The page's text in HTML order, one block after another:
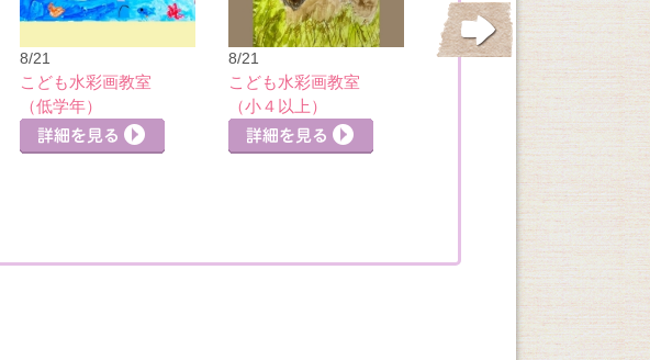
8/21
こども水彩画教室
（低学年）
8/21
こども水彩画教室
（小４以上）
8/22
わくわく！はじめ
ての英語クラス